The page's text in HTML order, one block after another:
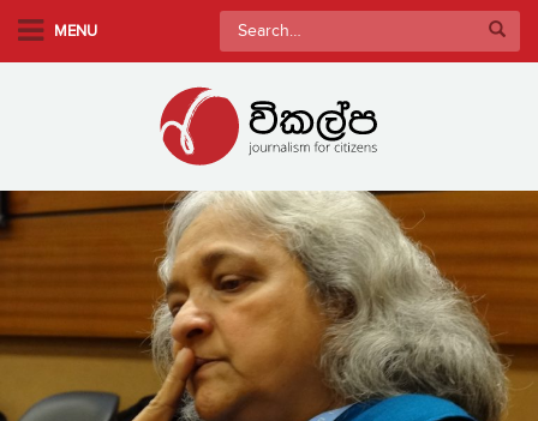
m
a
o
t
MENU
Search
for: